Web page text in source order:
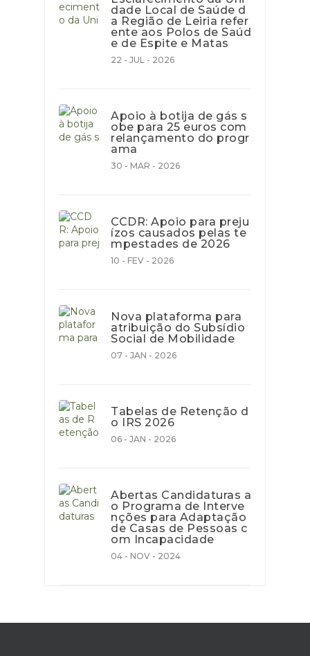
dade Local de Saúde d
a Região de Leiria refer
ente aos Polos de Saúd
e de Espite e Matas
22 - JUL - 2026
Apoio à botija de gás s
obe para 25 euros com
relançamento do progr
ama
30 - MAR - 2026
CCDR: Apoio para preju
ízos causados pelas te
mpestades de 2026
10 - FEV - 2026
Nova plataforma para
atribuição do Subsídio
Social de Mobilidade
07 - JAN - 2026
Tabelas de Retenção d
o IRS 2026
06 - JAN - 2026
Abertas Candidaturas a
o Programa de Interve
nções para Adaptação
de Casas de Pessoas c
om Incapacidade
04 - NOV - 2024